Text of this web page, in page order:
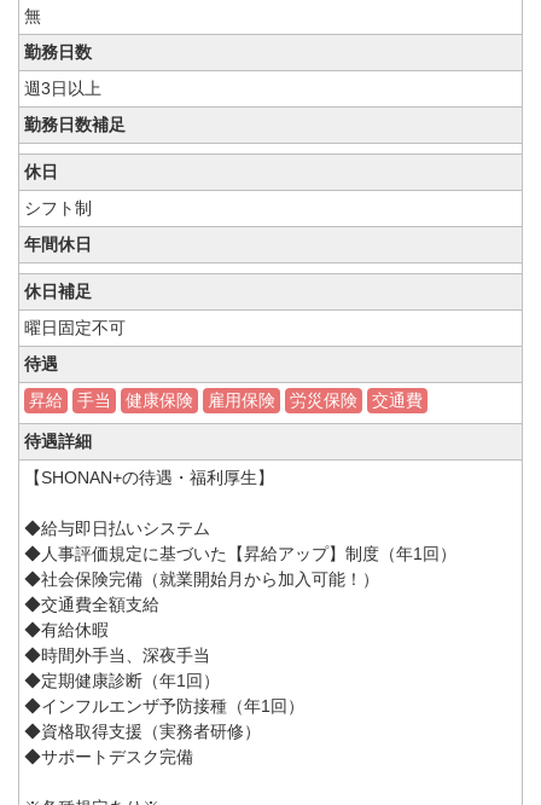
無
勤務日数
週3日以上
勤務日数補足
休日
シフト制
年間休日
休日補足
曜日固定不可
待遇
昇給
手当 健康保険 雇用保険 労災保険 交通費
待遇詳細
【SHONAN+の待遇・福利厚生】
◆給与即日払いシステム
◆人事評価規定に基づいた【昇給アップ】制度（年1回）
◆社会保険完備（就業開始月から加入可能！）
◆交通費全額支給
◆有給休暇
◆時間外手当、深夜手当
◆定期健康診断（年1回）
◆インフルエンザ予防接種（年1回）
◆資格取得支援（実務者研修）
◆サポートデスク完備